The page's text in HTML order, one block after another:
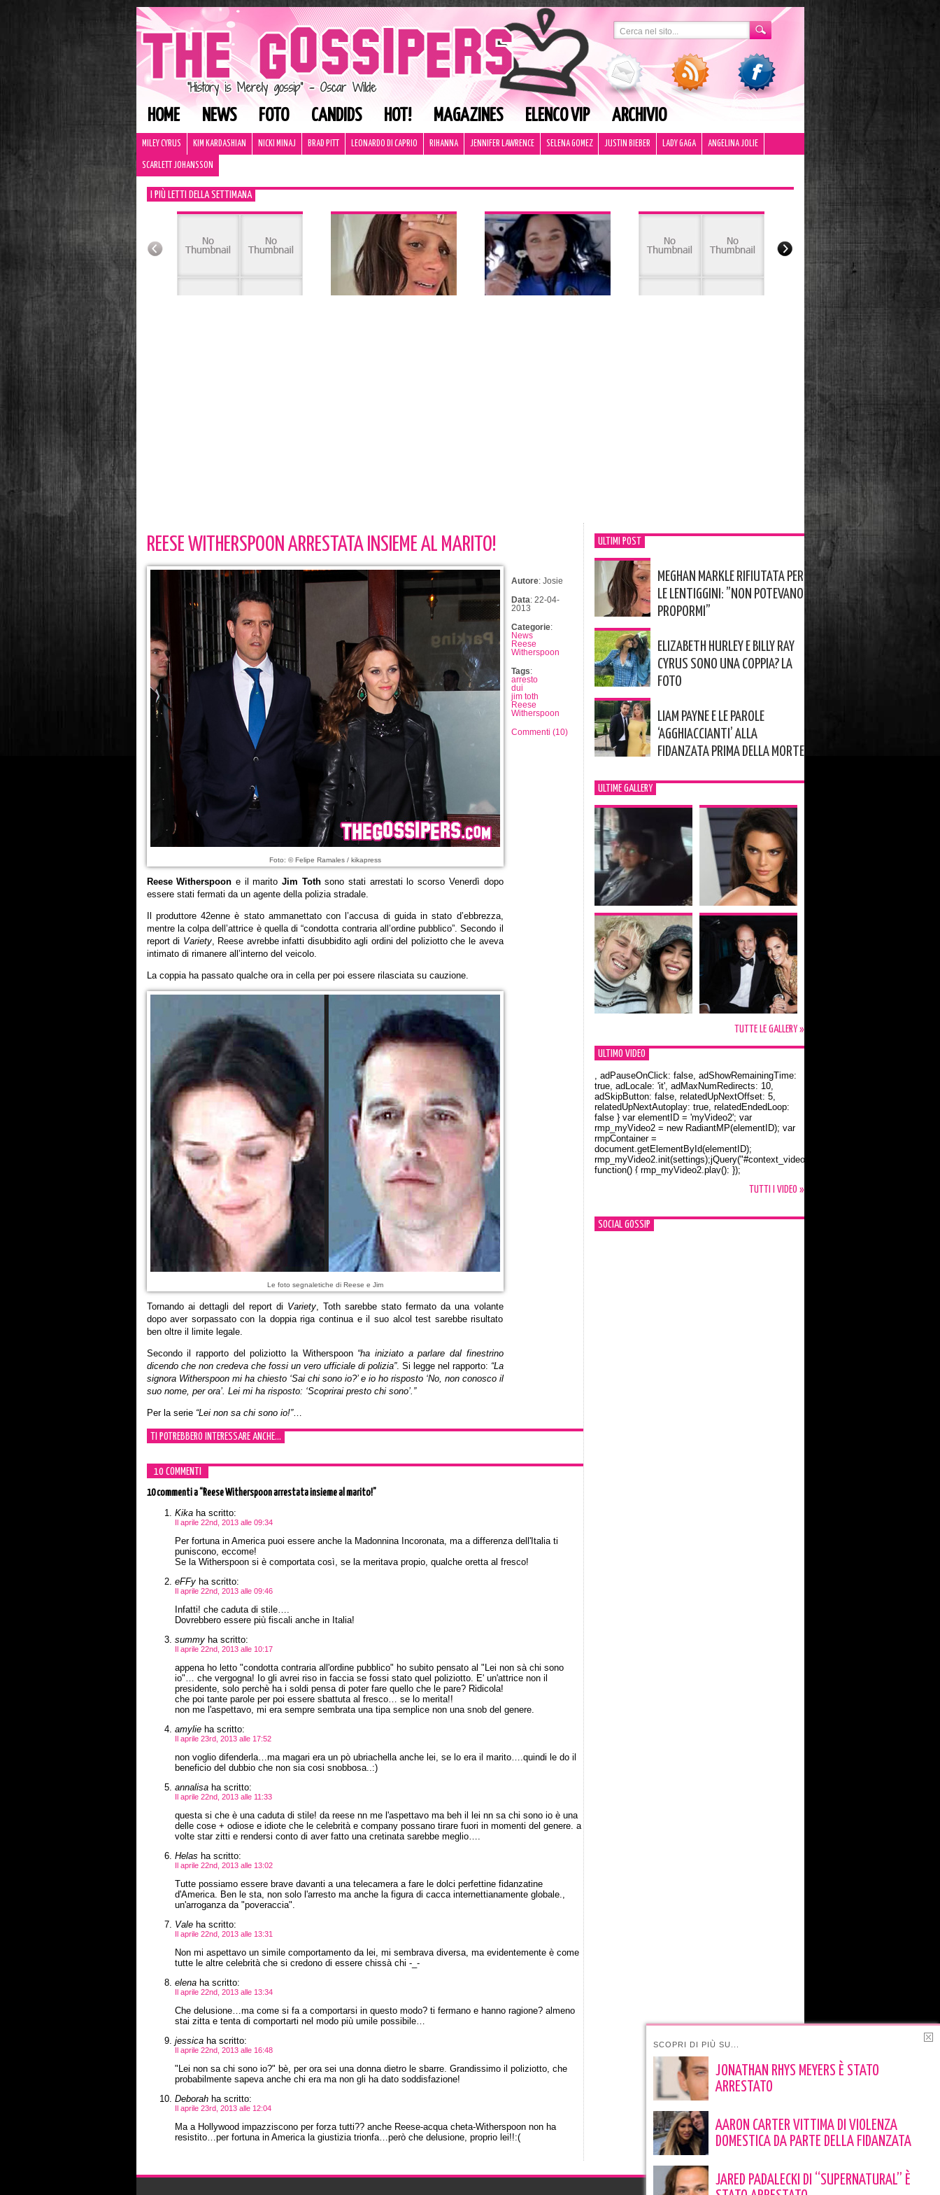
HOME NEWS FOTO CANDIDS HOT! MAGAZINES ELENCO VIP ARCHIVIO
MILEY CYRUS KIM KARDASHIAN NICKI MINAJ BRAD PITT LEONARDO DI CAPRIO RIHANNA JENNIFER LAWRENCE SELENA GOMEZ JUSTIN BIEBER LADY GAGA ANGELINA JOLIE
SCARLETT JOHANSSON
I PIÙ LETTI DELLA SETTIMANA
REESE WITHERSPOON ARRESTATA INSIEME AL MARITO!
Foto: © Felipe Ramales / kikapress
Reese Witherspoon e il marito Jim Tothsono stati arrestati lo scorso Venerdì dopo
essere stati fermati da un agente della polizia stradale.
Il produttore 42enne è stato ammanettato con l’accusa di guida in stato d’ebbrezza,
mentre la colpa dell’attrice è quella di “condotta contraria all’ordine pubblico”. Secondo il
report di Variety, Reese avrebbeinfatti disubbidito agli ordini del poliziotto che le aveva
intimato di rimanere all’interno del veicolo.
La coppia ha passato qualche ora in cella per poi essere rilasciata su cauzione.
Le foto segnaletiche di Reese e Jim
Tornando ai dettagli del report di Variety, Toth sarebbe stato fermato da una volante
dopo aver sorpassato con la doppia riga continua e il suo alcol test sarebbe risultato
ben oltre il limite legale.
Secondo il rapporto del poliziotto la Witherspoon “ha iniziato a parlare dal finestrino
dicendo che non credeva che fossi un vero ufficiale di polizia”. Si legge nel rapporto: “La
signora Witherspoon mi ha chiesto ‘Sai chi sono io?’ e io ho risposto ‘No, non conosco il
suo nome, per ora’. Lei mi ha risposto: ‘Scoprirai presto chi sono’.”
Per la serie “Lei non sa chi sono io!”…
Autore: Josie
Data: 22-04-
2013
Categorie:
News
Reese
Witherspoon
Tags:
arresto
dui
jim toth
Reese
Witherspoon
Commenti (10)
TI POTREBBERO INTERESSARE ANCHE...
10 COMMENTI
10 commentia “Reese Witherspoon arrestata insieme al marito!”
Kikaha scritto:
Il aprile 22nd, 2013 alle 09:34
Per fortuna in America puoi essere anche la Madonnina Incoronata, ma a differenza dell'Italia ti
puniscono, eccome!
Se la Witherspoon si è comportata così, se la meritava propio, qualche oretta al fresco!
eFFyha scritto:
Il aprile 22nd, 2013 alle 09:46
Infatti! che caduta di stile….
Dovrebbero essere più fiscali anche in Italia!
summyha scritto:
Il aprile 22nd, 2013 alle 10:17
appena ho letto "condotta contraria all'ordine pubblico" ho subito pensato al "Lei non sà chi sono
io"… che vergogna! Io gli avrei riso in faccia se fossi stato quel poliziotto. E' un'attrice non il
presidente, solo perchè ha i soldi pensa di poter fare quello che le pare? Ridicola!
che poi tante parole per poi essere sbattuta al fresco… se lo merita!!
non me l'aspettavo, mi era sempre sembrata una tipa semplice non una snob del genere.
amylieha scritto:
Il aprile 23rd, 2013 alle 17:52
non voglio difenderla…ma magari era un pò ubriachella anche lei, se lo era il marito….quindi le do il
beneficio del dubbio che non sia cosi snobbosa..:)
annalisaha scritto:
Il aprile 22nd, 2013 alle 11:33
questa si che è una caduta di stile! da reese nn me l'aspettavo ma beh il lei nn sa chi sono io è una
delle cose + odiose e idiote che le celebrità e company possano tirare fuori in momenti del genere. a
volte star zitti e rendersi conto di aver fatto una cretinata sarebbe meglio….
Helas ha scritto:
Il aprile 22nd, 2013 alle 13:02
Tutte possiamo essere brave davanti a una telecamera a fare le dolci perfettine fidanzatine
d'America. Ben le sta, non solo l'arresto ma anche la figura di cacca internettianamente globale.,
un'arroganza da "poveraccia".
Valeha scritto:
Il aprile 22nd, 2013 alle 13:31
Non mi aspettavo un simile comportamento da lei, mi sembrava diversa, ma evidentemente è come
tutte le altre celebrità che si credono di essere chissà chi -_-
elenaha scritto:
Il aprile 22nd, 2013 alle 13:34
Che delusione…ma come si fa a comportarsi in questo modo? ti fermano e hanno ragione? almeno
stai zitta e tenta di comportarti nel modo più umile possibile…
jessicaha scritto:
Il aprile 22nd, 2013 alle 16:48
"Lei non sa chi sono io?" bè, per ora sei una donna dietro le sbarre. Grandissimo il poliziotto, che
probabilmente sapeva anche chi era ma non gli ha dato soddisfazione!
Deborahha scritto:
Il aprile 23rd, 2013 alle 12:04
Ma a Hollywood impazziscono per forza tutti?? anche Reese-acqua cheta-Witherspoon non ha
resistito…per fortuna in America la giustizia trionfa…però che delusione, proprio lei!!:(
ULTIMI POST
MEGHAN MARKLE RIFIUTATA PER
LE LENTIGGINI: ”NON POTEVANO
PROPORMI”
ELIZABETH HURLEY E BILLY RAY
CYRUS SONO UNA COPPIA? LA
FOTO
LIAM PAYNE E LE PAROLE
‘AGGHIACCIANTI’ ALLA
FIDANZATA PRIMA DELLA MORTE
ULTIME GALLERY
TUTTE LE GALLERY »
ULTIMO VIDEO
Orlando Bloom e la t-shirt dedicata a Flynn
, adPauseOnClick: false, adShowRemainingTime:
true, adLocale: 'it', adMaxNumRedirects: 10,
adSkipButton: false, relatedUpNextOffset: 5,
relatedUpNextAutoplay: true, relatedEndedLoop:
false } var elementID = 'myVideo2'; var
rmp_myVideo2 = new RadiantMP(elementID); var
rmpContainer =
document.getElementById(elementID);
rmp_myVideo2.init(settings);jQuery("#context_video2").one("mouseover",
function() { rmp_myVideo2.play(); });
TUTTI I VIDEO »
SOCIAL GOSSIP
SCOPRI DI PIÙ SU...
JONATHAN RHYS MEYERS È STATO
ARRESTATO
AARON CARTER VITTIMA DI VIOLENZA
DOMESTICA DA PARTE DELLA FIDANZATA
JARED PADALECKI DI “SUPERNATURAL” È